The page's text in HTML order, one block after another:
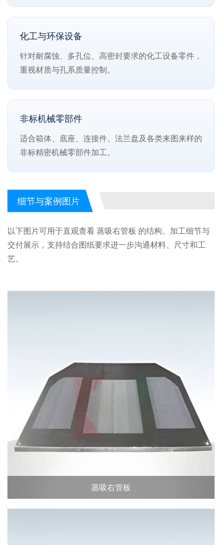
化工与环保设备
针对耐腐蚀、多孔位、高密封要求的化工设备零件，
重视材质与孔系质量控制。
非标机械零部件
适合箱体、底座、连接件、法兰盘及各类来图来样的
非标精密机械零部件加工。
细节与案例图片
以下图片可用于直观查看 蒸吸右管板 的结构、加工细节与
交付展示，支持结合图纸要求进一步沟通材料、尺寸和工
艺。
蒸吸右管板